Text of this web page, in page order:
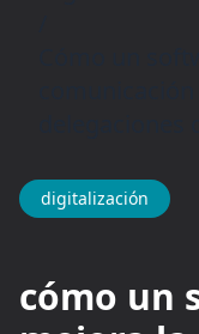
digitalización
cómo un